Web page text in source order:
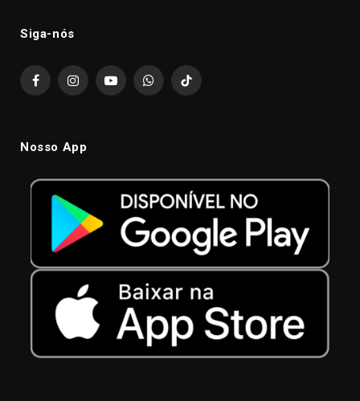
Siga-nós
FacebookInstagramYouTubeWhatsAppTikTok
Nosso App